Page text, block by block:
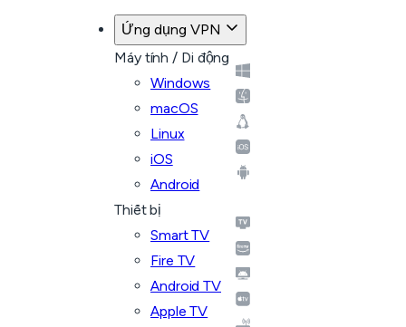
Ứng dụng VPN
Máy tính / Di động
Windows
macOS
Linux
iOS
Android
Thiết bị
Smart TV
Fire TV
Android TV
Apple TV